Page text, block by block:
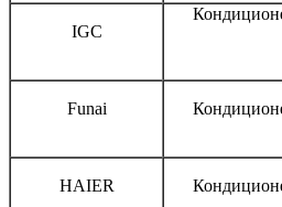
IGC
Funai
HAIER